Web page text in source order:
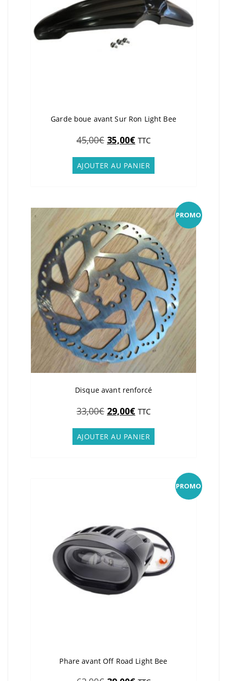
page
du
produit
Garde boue avant Sur Ron Light Bee
45,00€ Le
initial
était :
35,00€Le
actuel
est :
TTC
AJOUTER AU PANIER
PROMO
Disque avant renforcé
33,00€ Le
initial
était :
29,00€Le
actuel
est :
TTC
AJOUTER AU PANIER
PROMO
Phare avant Off Road Light Bee